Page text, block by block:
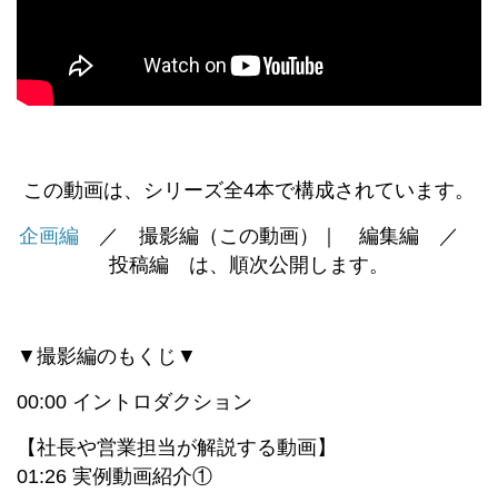
この動画は、シリーズ全4本で構成されています。
企画編 ／ 撮影編（この動画）｜ 編集編 ／
投稿編 は、順次公開します。
▼撮影編のもくじ▼
00:00 イントロダクション
【社長や営業担当が解説する動画】
01:26 実例動画紹介①